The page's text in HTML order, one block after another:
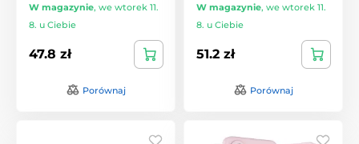
W magazynie, we wtorek 11.
8. u Ciebie
47.8 zł
Porównaj
W magazynie, we wtorek 11.
8. u Ciebie
51.2 zł
Porównaj